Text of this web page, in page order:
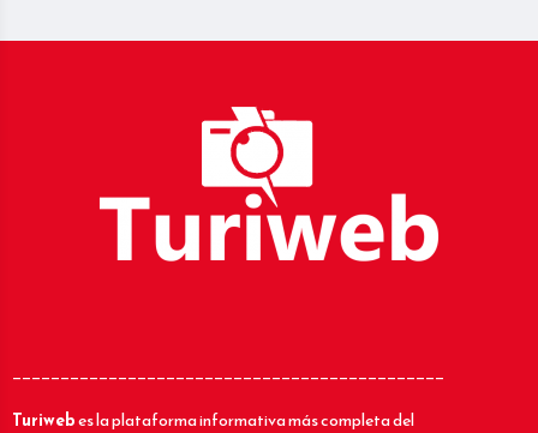
_____________________________________________
Turiwebes la plataforma informativa más completa del